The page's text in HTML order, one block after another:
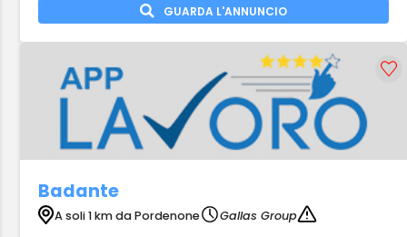
GUARDA L'ANNUNCIO
Badante
A soli 1 km da Pordenone
Gallas Group